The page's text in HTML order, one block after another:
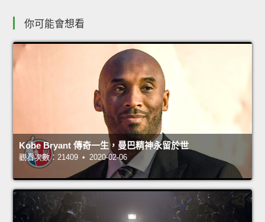
你可能會想看
Kobe Bryant 傳奇一生，曼巴精神永留於世
觀看次數：21409 • 2020-02-06